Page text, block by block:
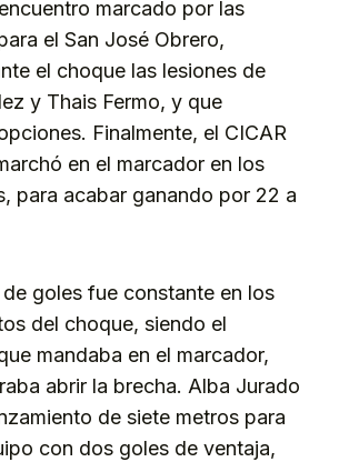
marcado por las
el San José Obrero,
el choque las lesiones de
y Thais Fermo, y que
Finalmente, el CICAR
en el marcador en los
para acabar ganando por 22 a
goles fue constante en los
del choque, siendo el
mandaba en el marcador,
abrir la brecha. Alba Jurado
de siete metros para
con dos goles de ventaja,